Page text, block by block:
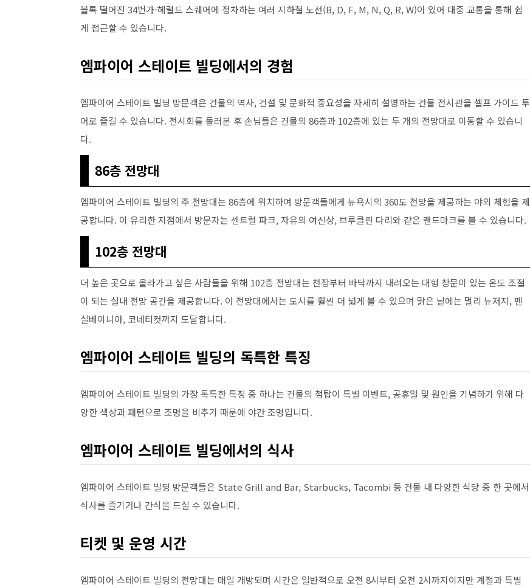
블록 떨어진 34번가-헤럴드 스퀘어에 정차하는 여러 지하철 노선(B, D, F, M, N, Q, R, W)이 있어 대중 교통을 통해 쉽
게 접근할 수 있습니다.
엠파이어 스테이트 빌딩에서의 경험
엠파이어 스테이트 빌딩 방문객은 건물의 역사, 건설 및 문화적 중요성을 자세히 설명하는 건물 전시관을 셀프 가이드 투
어로 즐길 수 있습니다. 전시회를 둘러본 후 손님들은 건물의 86층과 102층에 있는 두 개의 전망대로 이동할 수 있습니
다.
86층 전망대
엠파이어 스테이트 빌딩의 주 전망대는 86층에 위치하여 방문객들에게 뉴욕시의 360도 전망을 제공하는 야외 체험을 제
공합니다. 이 유리한 지점에서 방문자는 센트럴 파크, 자유의 여신상, 브루클린 다리와 같은 랜드마크를 볼 수 있습니다.
102층 전망대
더 높은 곳으로 올라가고 싶은 사람들을 위해 102층 전망대는 천장부터 바닥까지 내려오는 대형 창문이 있는 온도 조절
이 되는 실내 전망 공간을 제공합니다. 이 전망대에서는 도시를 훨씬 더 넓게 볼 수 있으며 맑은 날에는 멀리 뉴저지, 펜
실베이니아, 코네티컷까지 도달합니다.
엠파이어 스테이트 빌딩의 독특한 특징
엠파이어 스테이트 빌딩의 가장 독특한 특징 중 하나는 건물의 첨탑이 특별 이벤트, 공휴일 및 원인을 기념하기 위해 다
양한 색상과 패턴으로 조명을 비추기 때문에 야간 조명입니다.
엠파이어 스테이트 빌딩에서의 식사
엠파이어 스테이트 빌딩 방문객들은 State Grill and Bar, Starbucks, Tacombi 등 건물 내 다양한 ​​식당 중 한 곳에서
식사를 즐기거나 간식을 드실 수 있습니다.
티켓 및 운영 시간
엠파이어 스테이트 빌딩의 전망대는 매일 개방되며 시간은 일반적으로 오전 8시부터 오전 2시까지이지만 계절과 특별